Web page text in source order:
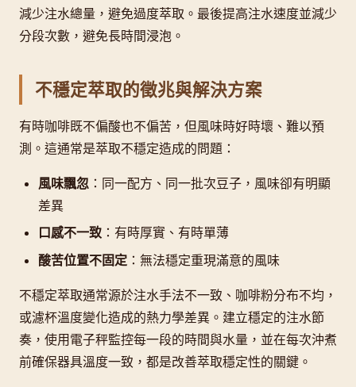
減少注水總量，避免過度萃取。最後提高注水速度並減少
分段次數，避免長時間浸泡。
不穩定萃取的徵兆與解決方案
有時咖啡既不偏酸也不偏苦，但風味時好時壞、難以預
測。這通常是萃取不穩定造成的問題：
風味飄忽 ：同一配方、同一批次豆子，風味卻有明顯
差異
口感不一致 ：有時厚實、有時單薄
酸苦位置不固定 ：無法穩定重現滿意的風味
不穩定萃取通常源於注水手法不一致、咖啡粉分布不均，
或濾杯溫度變化造成的熱力學差異。建立穩定的注水節
奏，使用電子秤監控每一段的時間與水量，並在每次沖煮
前確保器具溫度一致，都是改善萃取穩定性的關鍵。